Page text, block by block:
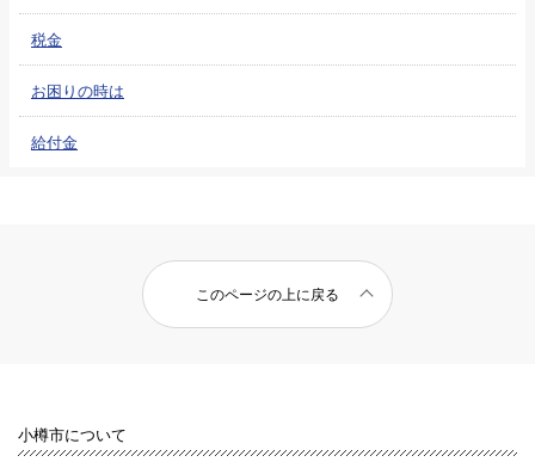
税金
お困りの時は
給付金
このページの上に戻る
小樽市について